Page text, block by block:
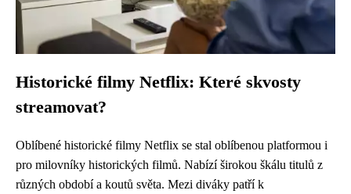
Historické filmy Netflix: Které skvosty
streamovat?
Oblíbené historické filmy Netflix se stal oblíbenou platformou i
pro milovníky historických filmů. Nabízí širokou škálu titulů z
různých období a koutů světa. Mezi diváky patří k